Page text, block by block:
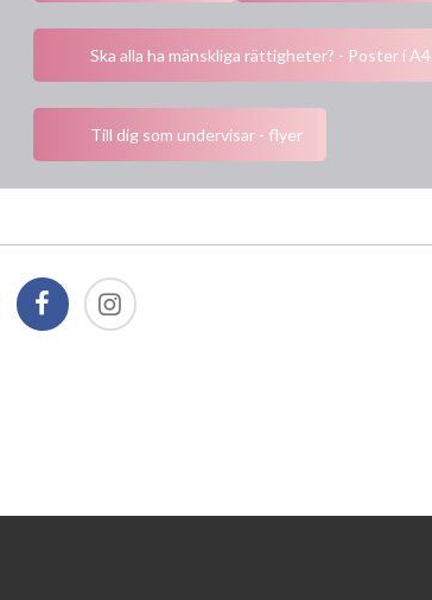
Ska alla ha mänskliga rättigheter? - Poster i A4
Till dig som undervisar - flyer